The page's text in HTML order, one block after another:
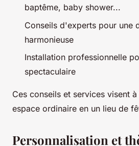
baptême, baby shower...
Conseils d'experts pour une
harmonieuse
Installation professionnelle
spectaculaire
Ces conseils et services visent
espace ordinaire en un lieu de
Personnalisation et